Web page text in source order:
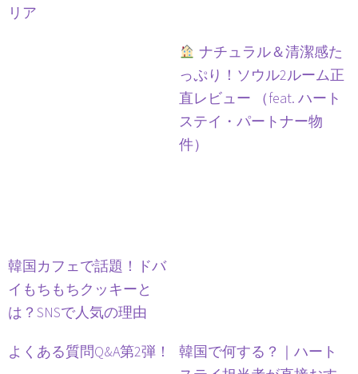
リア
韓国カフェで話題！ドバ
イもちもちクッキーと
は？SNSで人気の理由
ナチュラル＆清潔感た
っぷり！ソウル2ルーム正
直レビュー （feat. ハート
ステイ・パートナー物
件）
よくある質問Q&A第2弾！
韓国で何する？｜ハート